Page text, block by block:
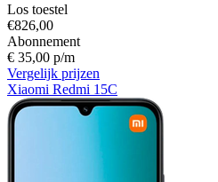
Los toestel
€826,00
Abonnement
€ 35,00 p/m
Vergelijk prijzen
Xiaomi Redmi 15C